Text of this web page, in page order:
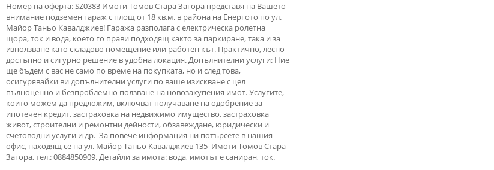
Номер на оферта: SZ0383 Имоти Томов Стара Загора представя на Вашето
внимание подземен гараж с площ от 18 кв.м. в района на Енергото по ул.
Майор Таньо Кавалджиев! Гаража разполага с електрическа ролетна
щора, ток и вода, което го прави подходящ както за паркиране, така и за
използване като складово помещение или работен кът. Практично, лесно
достъпно и сигурно решение в удобна локация. Допълнителни услуги: Ние
ще бъдем с вас не само по време на покупката, но и след това,
осигурявайки ви допълнителни услуги по ваше изискване с цел
пълноценно и безпроблемно ползване на новозакупения имот. Услугите,
които можем да предложим, включват получаване на одобрение за
ипотечен кредит, застраховка на недвижимо имущество, застраховка
живот, строителни и ремонтни дейности, обзавеждане, юридически и
счетоводни услуги и др. За повече информация ни потърсете в нашия
офис, находящ се на ул. Майор Таньо Кавалджиев 135 Имоти Томов Стара
Загора, тел.: 0884850909. Детайли за имота: вода, имотът е саниран, ток.